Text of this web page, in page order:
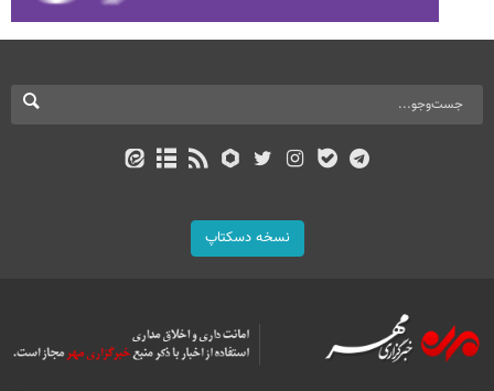
نسخه دسکتاپ